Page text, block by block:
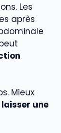
Les
après
Mieux
une